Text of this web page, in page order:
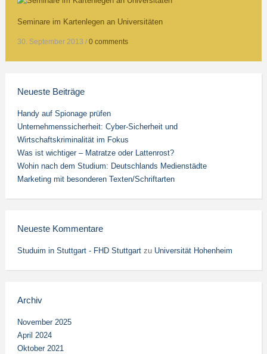
Seminare im Kartenlegen an Universitäten
30. September 2013 / 0 comments
Neueste Beiträge
Handy auf Spionage prüfen
Unternehmenssicherheit: Cyber-Sicherheit und
Wirtschaftskriminalität im Fokus
Was ist wichtiger – Matratze oder Lattenrost?
Wohin nach dem Studium: Deutschlands Medienstädte
Marketing mit besonderen Texten/Schriftarten
Neueste Kommentare
Studuim in Stuttgart - FHD Stuttgartzu Universität Hohenheim
Archiv
November 2025
April 2024
Oktober 2021